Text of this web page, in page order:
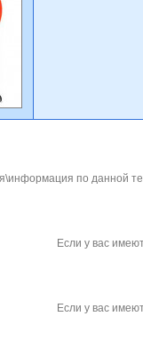
по данной
Если у вас
Если у вас